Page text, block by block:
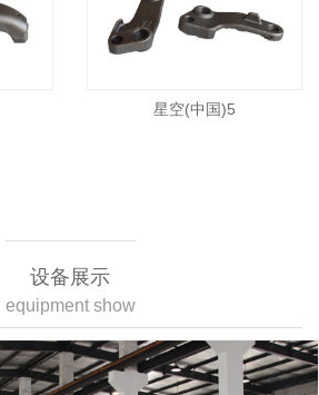
星空(中国)5
设备展示
equipment show